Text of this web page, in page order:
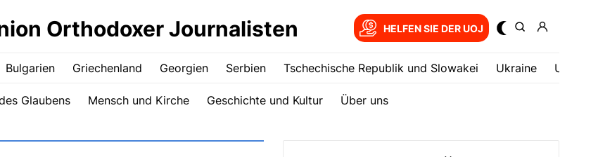
Orthodoxer Journalisten HELFEN SIE DER UOJ
Bulgarien Griechenland Georgien Serbien Tschechische Republik und Slowakei Ukrainе USA
Glaubens Mensch und Kirche Geschichte und Kultur Über uns